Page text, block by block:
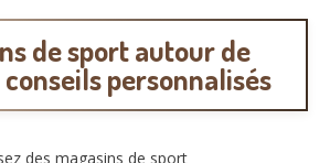
de sport autour de
personnalisés
des magasins de sport